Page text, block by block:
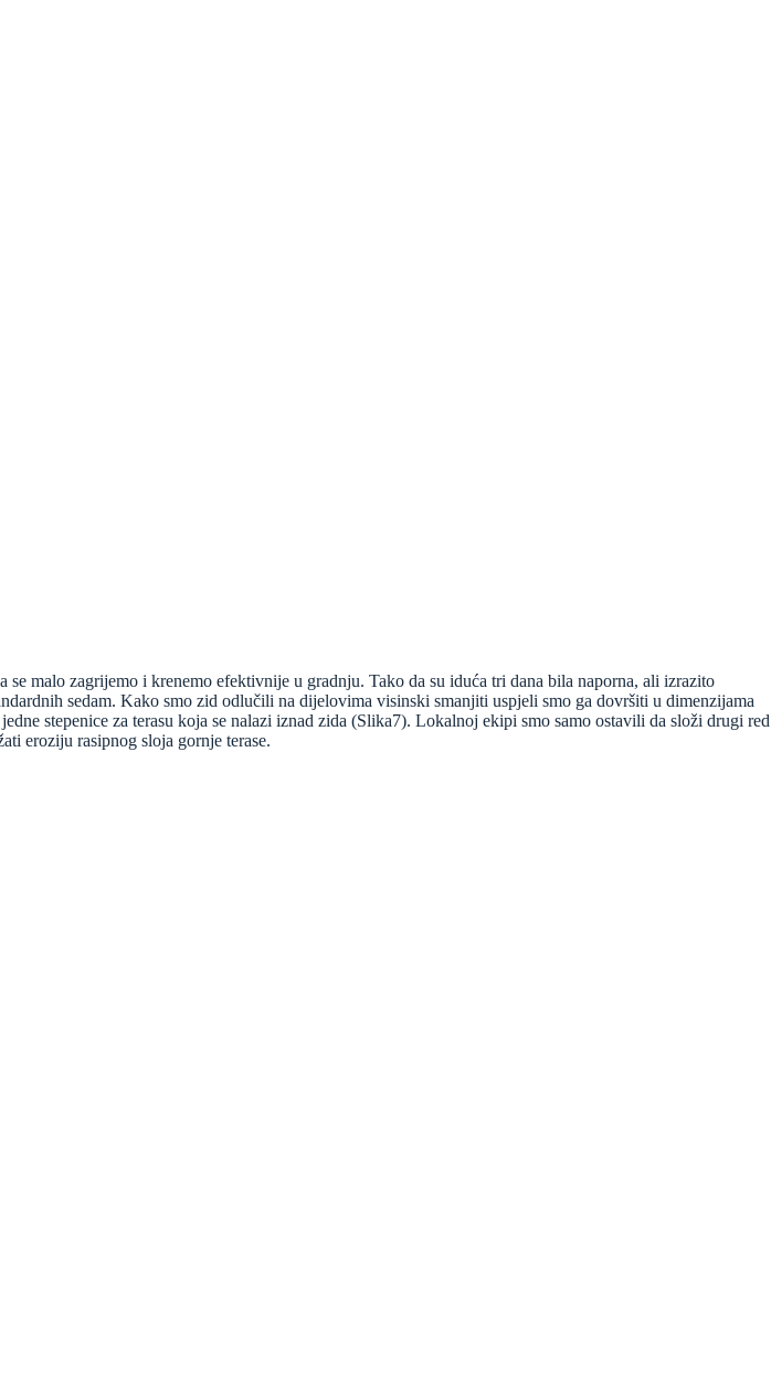
malo zagrijemo i krenemo efektivnije u gradnju. Tako da su iduća tri dana bila naporna, ali izrazito
sedam. Kako smo zid odlučili na dijelovima visinski smanjiti uspjeli smo ga dovršiti u dimenzijama
stepenice za terasu koja se nalazi iznad zida (Slika7). Lokalnoj ekipi smo samo ostavili da složi drugi red
eroziju rasipnog sloja gornje terase.